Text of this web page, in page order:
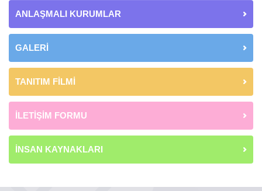
ANLAŞMALI KURUMLAR
GALERİ
TANITIM FİLMİ
İLETİŞİM FORMU
İNSAN KAYNAKLARI